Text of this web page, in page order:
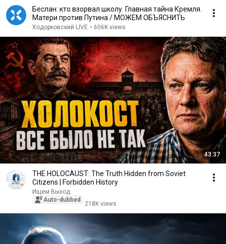
Беслан: кто взорвал школу. Главная тайна Кремля.
Матери против Путина / МОЖЕМ ОБЪЯСНИТЬ
Ходорковский LIVE • 606K views
43:37
THE HOLOCAUST: The Truth Hidden from Soviet
Citizens | Forbidden History
Ищем Выход
Auto-dubbed
218K views